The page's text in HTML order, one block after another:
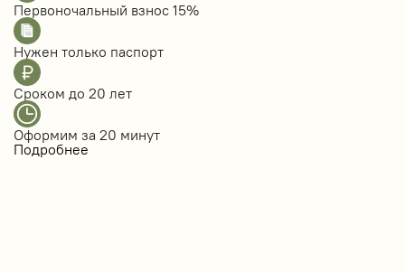
Первоночальный взнос 15%
Нужен только паспорт
Сроком до 20 лет
Оформим за 20 минут
Подробнее